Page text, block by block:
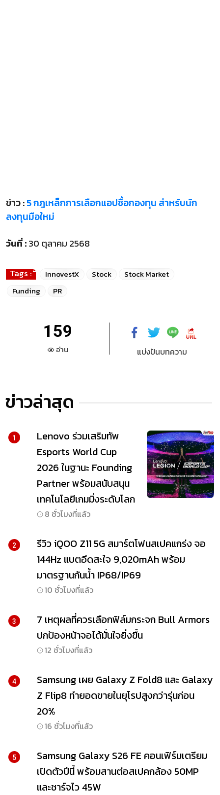
ข่าว :5 กฎเหล็กการเลือกแอปซื้อกองทุน สำหรับนัก
ลงทุนมือใหม่
วันที่ :30 ตุลาคม 2568
Tags : InnovestX Stock
Stock Market
Funding
PR
159
อ่าน แบ่งปันบทความ
ข่าวล่าสุด
1
Lenovo ร่วมเสริมทัพ
Esports World Cup
2026 ในฐานะ Founding
Partner พร้อมสนับสนุน
เทคโนโลยีเกมมิ่งระดับโลก
8 ชั่วโมงที่แล้ว
2
รีวิว iQOO Z11 5G สมาร์ตโฟนสเปคแกร่ง จอ
144Hz แบตอึดสะใจ 9,020mAh พร้อม
มาตรฐานกันน้ำ IP68/IP69
10 ชั่วโมงที่แล้ว
3
7 เหตุผลที่ควรเลือกฟิล์มกระจก Bull Armors
ปกป้องหน้าจอได้มั่นใจยิ่งขึ้น
12 ชั่วโมงที่แล้ว
4
Samsung เผย Galaxy Z Fold8 และ Galaxy
Z Flip8 ทำยอดขายในยุโรปสูงกว่ารุ่นก่อน
20%
16 ชั่วโมงที่แล้ว
5
Samsung Galaxy S26 FE คอนเฟิร์มเตรียม
เปิดตัวปีนี้ พร้อมสานต่อสเปคกล้อง 50MP
และชาร์จไว 45W